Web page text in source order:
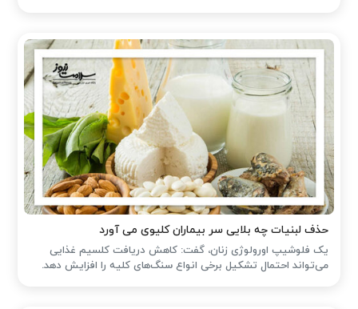
حذف لبنیات چه بلایی سر بیماران کلیوی می آورد
یک فلوشیپ اورولوژی زنان، گفت: کاهش دریافت کلسیم غذایی
می‌تواند احتمال تشکیل برخی انواع سنگ‌های کلیه را افزایش دهد.